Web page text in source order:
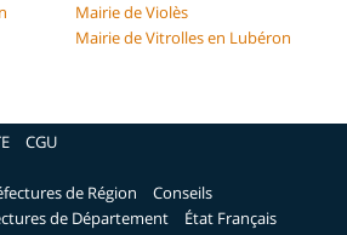
Mairie de Violès
Mairie de Vitrolles en Lubéron
CGU
de Région
Conseils
de Département
État Français